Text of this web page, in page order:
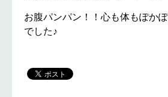
お腹パンパン！！心も体もぽか
でした♪